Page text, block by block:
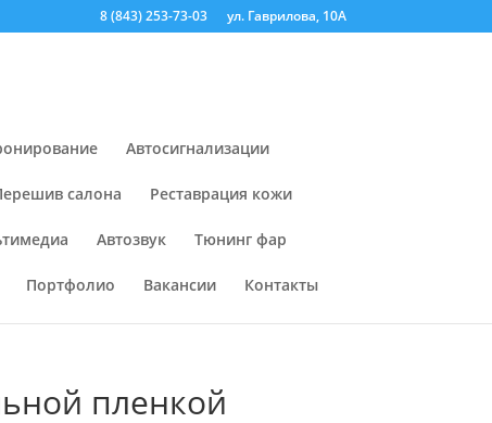
8 (843) 253-73-03 ул. Гаврилова, 10А
Автосигнализации
салона Реставрация кожи
Автозвук Тюнинг фар
Портфолио Вакансии Контакты
пленкой